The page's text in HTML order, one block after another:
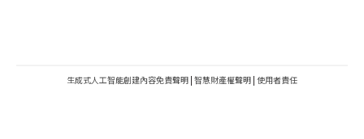
生成式人工智能創建內容免責聲明 | 智慧財產權聲明 | 使用者責任